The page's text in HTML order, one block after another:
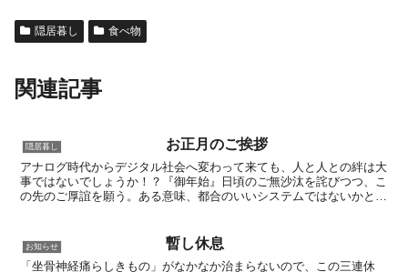
隠居暮し 食べ物
関連記事
隠居暮し お正月のご挨拶
アナログ時代からデジタル社会へ変わって来ても、人と人との絆は大
事ではないでしょうか！？『御年始』日頃のご無沙汰を詫びつつ、こ
の先のご厚誼を願う。ある意味、都合のいいシステムではないかとも
お知らせ 暫し休息
「坐骨神経痛らしきもの」がなかなか治まらないので、この三連休